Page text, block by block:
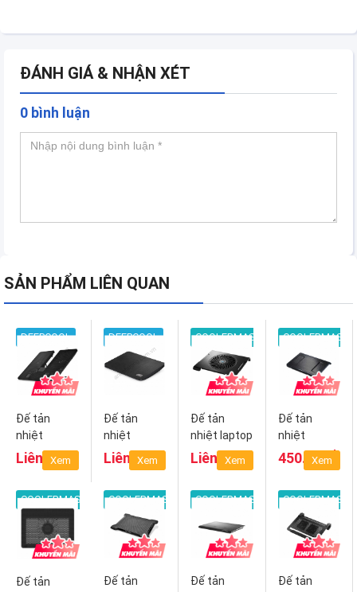
ĐÁNH GIÁ & NHẬN XÉT
0 bình luận
SẢN PHẨM LIÊN QUAN
DEEPCOOL
Đế tản
nhiệt
Notebook
Deepcool U
Liên hệ
Xem
DEEPCOOL
Đế tản
nhiệt
Notebook
Deepcool
MINI
Liên hệ
Xem
COOLERMASTER
Đế tản
nhiệt laptop
CoolerMaster
Liên hệ
Xem
Đế tản
nhiệt
Notepal
CoolerMaster
450.000₫
Xem
COOLERMASTER
Đế tản
COOLERMASTER
Đế tản
COOLERMASTER
Đế tản
Đế tản